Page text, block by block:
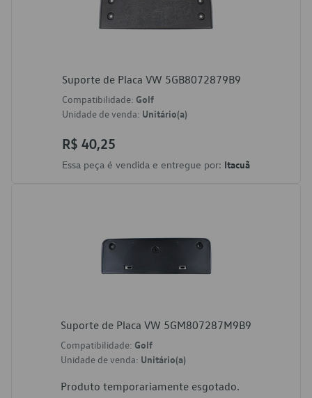
Suporte de Placa VW 5GB8072879B9
Compatibilidade: Golf
Unidade de venda: Unitário(a)
R$ 40,25
Essa peça é vendida e entregue por: Itacuã
Suporte de Placa VW 5GM807287M9B9
Compatibilidade: Golf
Unidade de venda: Unitário(a)
Produto temporariamente esgotado.